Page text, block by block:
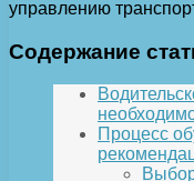
управлению
Содержание
Процесс